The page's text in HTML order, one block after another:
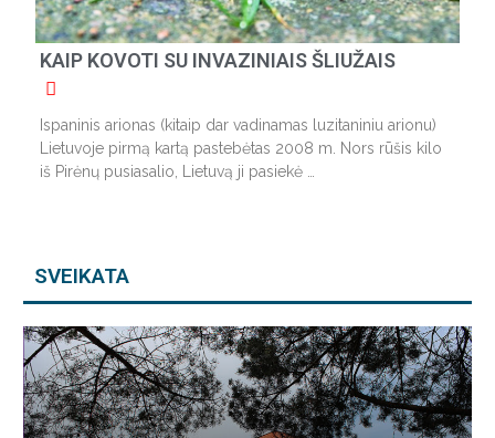
KAIP KOVOTI SU INVAZINIAIS ŠLIUŽAIS
Ispaninis arionas (kitaip dar vadinamas luzitaniniu arionu)
Lietuvoje pirmą kartą pastebėtas 2008 m. Nors rūšis kilo
iš Pirėnų pusiasalio, Lietuvą ji pasiekė …
SVEIKATA